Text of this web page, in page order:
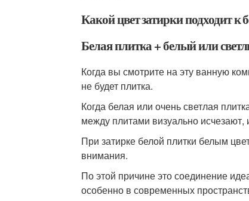
Какой цвет затирки подходит к
Белая плитка + белый или
Когда вы смотрите на эту ванную
не будет плитка.
Когда белая или очень светлая
между плитами визуально
При затирке белой плитки белым
внимания.
По этой причине это соединение
особенно в современных